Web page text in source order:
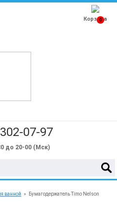
07-97
до 20-00 (Мск)
0
Корзина
ванной »
Бумагодержатель Timo Nelson